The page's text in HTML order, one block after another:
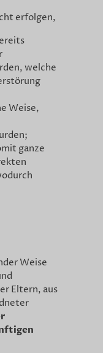
erfolgen,
welche
Weise,
ganze
Weise
Eltern, aus